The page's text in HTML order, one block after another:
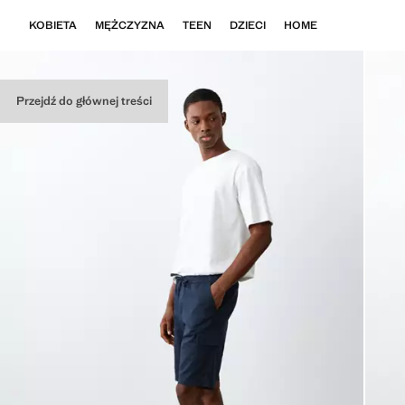
Przejdź do głównej treści
KOBIETA MĘŻCZYZNA TEEN DZIECI HOME